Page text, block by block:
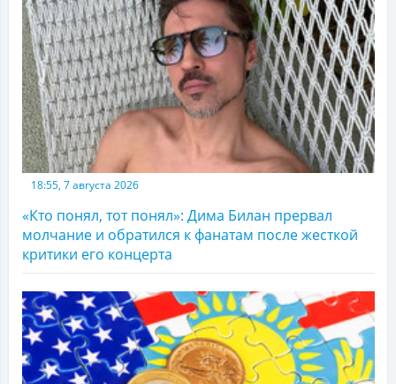
18:55, 7 августа 2026
«Кто понял, тот понял»: Дима Билан прервал
молчание и обратился к фанатам после жесткой
критики его концерта